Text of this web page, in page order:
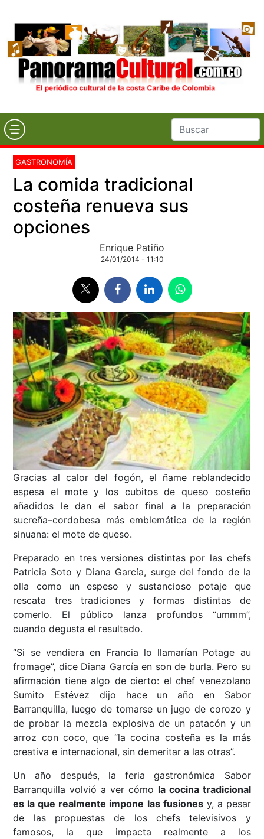
GASTRONOMÍA
La comida tradicional
costeña renueva sus
opciones
Enrique Patiño
24/01/2014 - 11:10
Gracias al calor del fogón, el ñame reblandecido
espesa el mote y los cubitos de queso costeño
añadidos le dan el sabor final a la preparación
sucreña–cordobesa más emblemática de la región
sinuana: el mote de queso.
Preparado en tres versiones distintas por las chefs
Patricia Soto y Diana García, surge del fondo de la
olla como un espeso y sustancioso potaje que
rescata tres tradiciones y formas distintas de
comerlo. El público lanza profundos “ummm”,
cuando degusta el resultado.
“Si se vendiera en Francia lo llamarían Potage au
fromage”, dice Diana García en son de burla. Pero su
afirmación tiene algo de cierto: el chef venezolano
Sumito Estévez dijo hace un año en Sabor
Barranquilla, luego de tomarse un jugo de corozo y
de probar la mezcla explosiva de un patacón y un
arroz con coco, que “la cocina costeña es la más
creativa e internacional, sin demeritar a las otras”.
Un año después, la feria gastronómica Sabor
Barranquilla volvió a ver cómo la cocina tradicional
es la que realmente impone las fusionesy, a pesar
de las propuestas de los chefs televisivos y
famosos, la que impacta realmente a los